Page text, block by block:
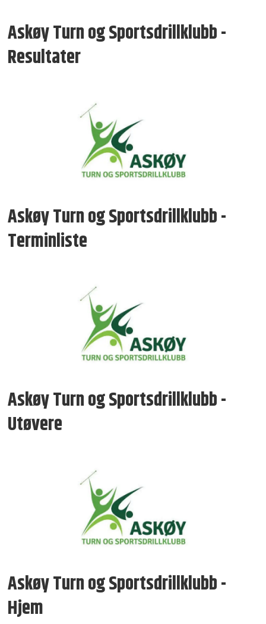
Askøy Turn og Sportsdrillklubb -
Resultater
Askøy Turn og Sportsdrillklubb -
Terminliste
Askøy Turn og Sportsdrillklubb -
Utøvere
Askøy Turn og Sportsdrillklubb -
Hjem